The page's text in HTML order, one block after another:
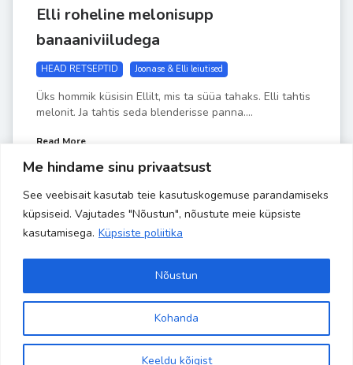
Me hindame sinu privaatsust
See veebisait kasutab teie kasutuskogemuse parandamiseks
küpsiseid. Vajutades "Nõustun", nõustute meie küpsiste
kasutamisega. Küpsiste poliitika
Kohanda
Keeldu kõigist
Nõustun
Elli roheline melonisupp
banaaniviiludega
HEAD RETSEPTID Joonase & Elli leiutised
Üks hommik küsisin Ellilt, mis ta süüa tahaks. Elli tahtis
melonit. Ja tahtis seda blenderisse panna....
Read More
AUG 15 byLiisa-Indra
Copyright 2024 Banaanisaar | All Rights Reserved | Powered by
Site is using a trial version of the theme. Please enter your
purchase code in theme settings to activate it or